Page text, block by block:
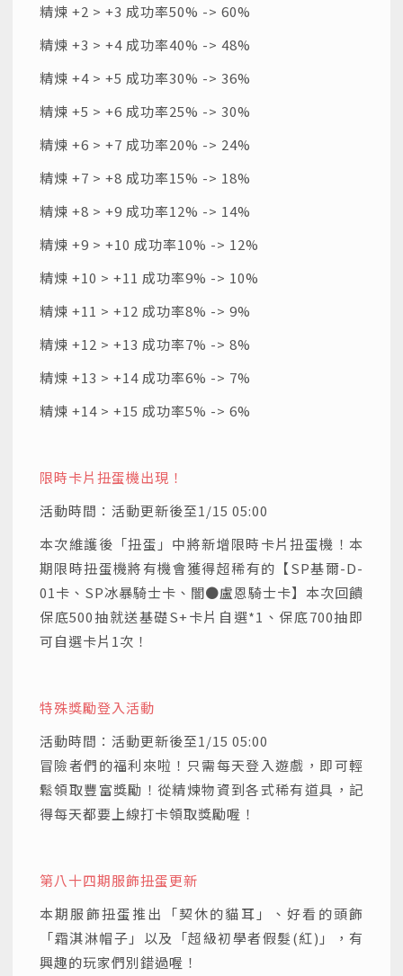
精煉 +2 > +3 成功率50% -> 60%
精煉 +3 > +4 成功率40% -> 48%
精煉 +4 > +5 成功率30% -> 36%
精煉 +5 > +6 成功率25% -> 30%
精煉 +6 > +7 成功率20% -> 24%
精煉 +7 > +8 成功率15% -> 18%
精煉 +8 > +9 成功率12% -> 14%
精煉 +9 > +10 成功率10% -> 12%
精煉 +10 > +11 成功率9% -> 10%
精煉 +11 > +12 成功率8% -> 9%
精煉 +12 > +13 成功率7% -> 8%
精煉 +13 > +14 成功率6% -> 7%
精煉 +14 > +15 成功率5% -> 6%
限時卡片扭蛋機出現！
活動時間：活動更新後至1/15 05:00
本次維護後「扭蛋」中將新增限時卡片扭蛋機！本
期限時扭蛋機將有機會獲得超稀有的【SP基爾-D-
01卡、SP冰暴騎士卡、闇●盧恩騎士卡】本次回饋
保底500抽就送基礎S+卡片自選*1、保底700抽即
可自選卡片1次！
特殊獎勵登入活動
活動時間：活動更新後至1/15 05:00
冒險者們的福利來啦！只需每天登入遊戲，即可輕
鬆領取豐富獎勵！從精煉物資到各式稀有道具，記
得每天都要上線打卡領取獎勵喔！
第八十四期服飾扭蛋更新
本期服飾扭蛋推出「契休的貓耳」、好看的頭飾
「霜淇淋帽子」以及「超級初學者假髮(紅)」，有
興趣的玩家們別錯過喔！